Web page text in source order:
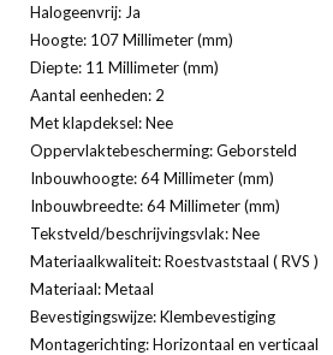
Halogeenvrij: Ja
Hoogte: 107 Millimeter (mm)
Diepte: 11 Millimeter (mm)
Aantal eenheden: 2
Met klapdeksel: Nee
Oppervlaktebescherming: Geborsteld
Inbouwhoogte: 64 Millimeter (mm)
Inbouwbreedte: 64 Millimeter (mm)
Tekstveld/beschrijvingsvlak: Nee
Materiaalkwaliteit: Roestvaststaal ( RVS )
Materiaal: Metaal
Bevestigingswijze: Klembevestiging
Montagerichting: Horizontaal en verticaal